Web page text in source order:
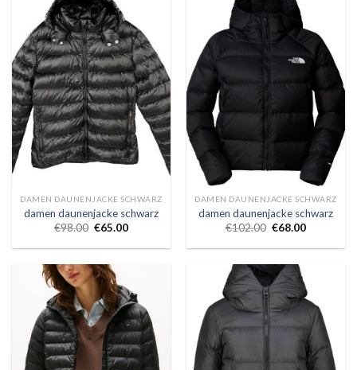
DAMEN DAUNENJACKE SCHWARZ
damen daunenjacke schwarz
€98.00 €65.00
DAMEN DAUNENJACKE SCHWARZ
damen daunenjacke schwarz
€102.00 €68.00